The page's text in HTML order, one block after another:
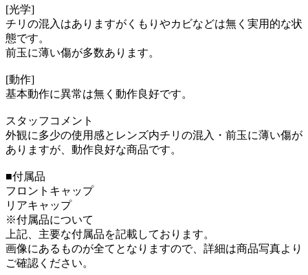
[光学]
チリの混入はありますがくもりやカビなどは無く実用的な状
態です。
前玉に薄い傷が多数あります。
[動作]
基本動作に異常は無く動作良好です。
スタッフコメント
外観に多少の使用感とレンズ内チリの混入・前玉に薄い傷が
ありますが、動作良好な商品です。
■付属品
フロントキャップ
リアキャップ
※付属品について
上記、主要な付属品を記載しております。
画像にあるものが全てとなりますので、詳細は商品写真より
ご確認ください。